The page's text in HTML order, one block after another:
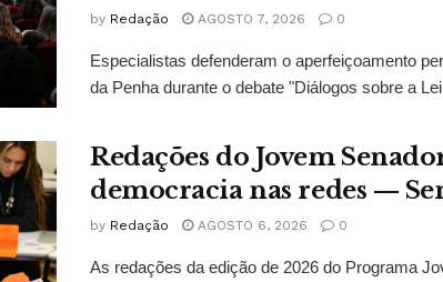
by Redação AGOSTO 7, 2026 0
Especialistas defenderam o aperfeiçoamento
da Penha durante o debate "Diálogos sobre a
Redações do Jovem
democracia nas redes —
by Redação AGOSTO 6, 2026 0
As redações da edição de 2026 do Programa